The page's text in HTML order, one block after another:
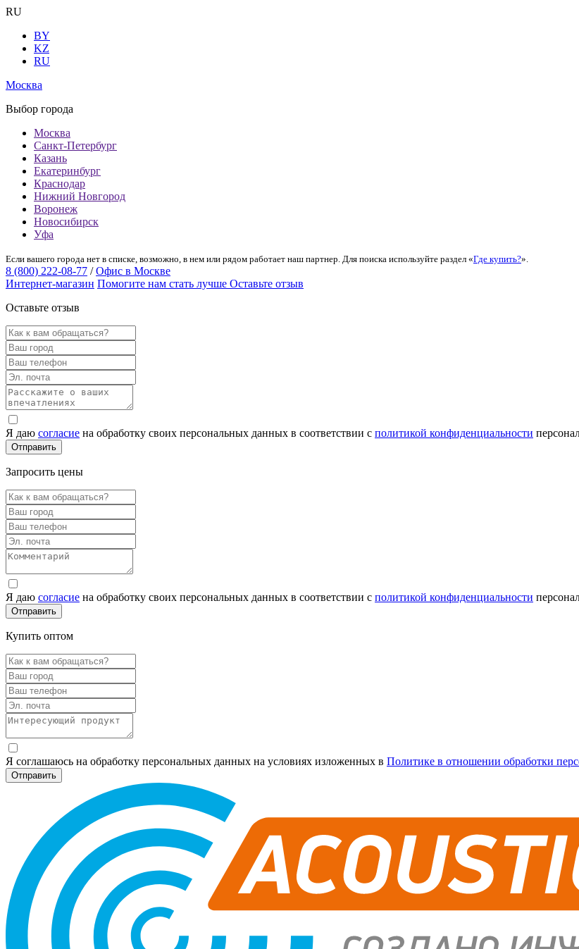
RU
BY
KZ
RU
Москва
Выбор города
Москва
Санкт-Петербург
Казань
Екатеринбург
Краснодар
Нижний Новгород
Воронеж
Новосибирск
Уфа
Если вашего города нет в списке, возможно, в нем или рядом работает наш партнер. Для поиска используйте раздел «Где купить?».
8 (800) 222-08-77 / Офис в Москве
Интернет-магазин Помогите нам стать лучше Оставьте отзыв
Оставьте отзыв
Я даю согласие на обработку своих персональных данных в соответствии с политикой конфиденциальности
Запросить цены
Я даю согласие на обработку своих персональных данных в соответствии с политикой конфиденциальности
Купить оптом
Я соглашаюсь на обработку персональных данных на условиях изложенных в Политике в отношении обработки